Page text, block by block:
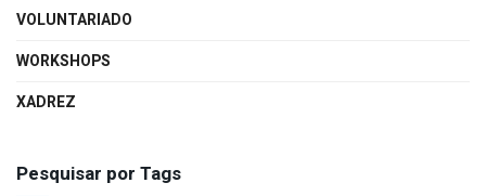
VOLUNTARIADO
WORKSHOPS
XADREZ
Pesquisar por Tags